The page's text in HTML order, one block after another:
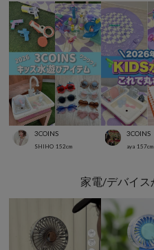
3COINS
SHIHO 152cm
3COINS
aya 157cm
家電/デバイス